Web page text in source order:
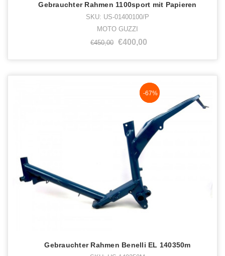
Gebrauchter Rahmen 1100sport mit Papieren
SKU: US-01400100/P
MOTO GUZZI
€450,00 €400,00
NaN%
-67%
Gebrauchter Rahmen Benelli EL 140350m